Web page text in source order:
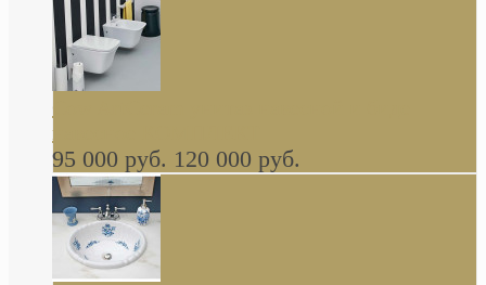
навесное КОМПЛЕКТ
95 000 руб. 120 000 руб.